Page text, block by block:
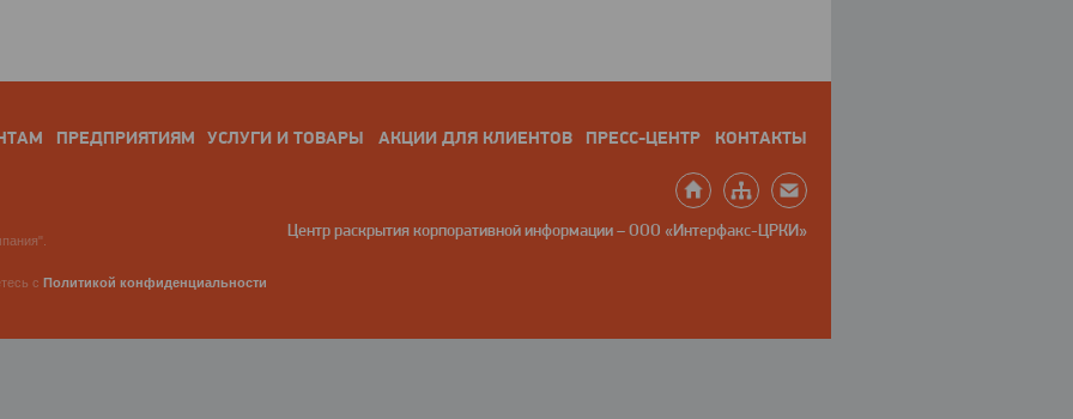
ПРЕДПРИЯТИЯМ УСЛУГИ И ТОВАРЫ АКЦИИ ДЛЯ КЛИЕНТОВ ПРЕСС-ЦЕНТР КОНТАКТЫ
Центр раскрытия корпоративной информации – ООО «Интерфакс-ЦРКИ»
с Политикой конфиденциальности